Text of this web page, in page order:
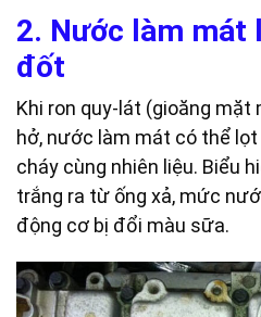
2. Nước làm mát
đốt
Khi ron quy-lát (gioăng mặt
hở, nước làm mát có thể
cháy cùng nhiên liệu. Biểu
trắng ra từ ống xả, mức
động cơ bị đổi màu sữa.